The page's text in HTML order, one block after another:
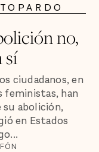
no,
sí
ciudadanos, en
feministas, han
su abolición,
en Estados